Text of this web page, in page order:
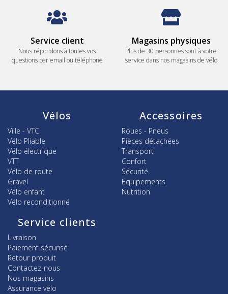
Service client
Nous répondons à toutes vos
questions par email ou téléphone
Magasins physiques
Plus de 30 personnes sont à votre
service dans nos magasins de vélo
Vélos
Ville - VTC
Vélo Pliable
Vélo électrique
VTT
Vélo de route
Gravel
Vélo enfant
Vélo reconditionné
Accessoires
Roues - Pneus
Pièces détachées
Transport
Confort
Sécurité
Equipements
Nutrition
Service clients
Livraison
Paiement sécurisé
Retour produit
Contactez-nous
Nos magasins
Assurance vélo